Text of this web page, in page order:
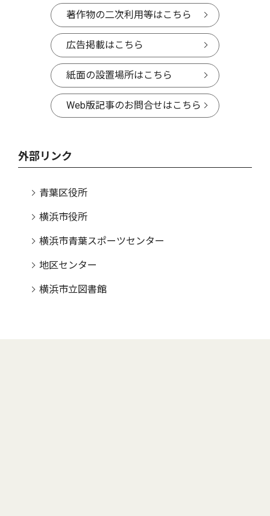
著作物の二次利用等はこちら
広告掲載はこちら
紙面の設置場所はこちら
Web版記事のお問合せはこちら
外部リンク
青葉区役所
横浜市役所
横浜市青葉スポーツセンター
地区センター
横浜市立図書館